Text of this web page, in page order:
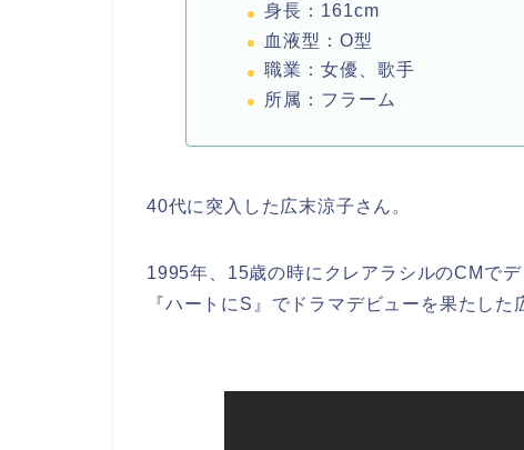
身長： 161cm
血液型： O型
職業：女優、歌手
所属：フラーム
40代に突入した広末涼子さん。
1995年、15歳の時にクレアラシルのCM で
『ハートに S 』でドラマデビューを果たした